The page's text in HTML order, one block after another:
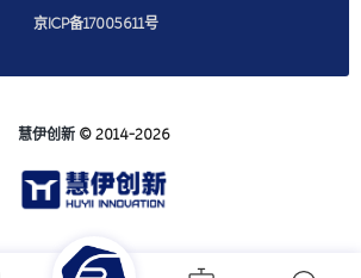
京ICP备17005611号
慧伊创新 © 2014-2026